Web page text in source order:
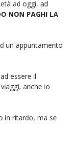
ad oggi, ad
NON PAGHI LA
un appuntamento
essere il
anche io
in ritardo, ma se